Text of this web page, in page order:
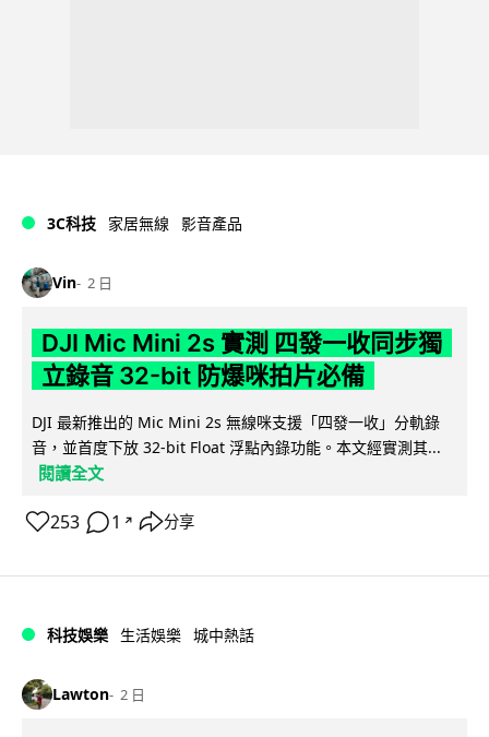
3C科技 家居無線 影音產品
Vin 2 日
DJI Mic Mini 2s 實測 四發一收同步獨
立錄音 32-bit 防爆咪拍片必備
DJI 最新推出的 Mic Mini 2s 無線咪支援「四發一收」分軌錄
音，並首度下放 32-bit Float 浮點內錄功能。本文經實測其...
閱讀全文
253 1 ↗ 分享
科技娛樂 生活娛樂 城中熱話
Lawton 2 日